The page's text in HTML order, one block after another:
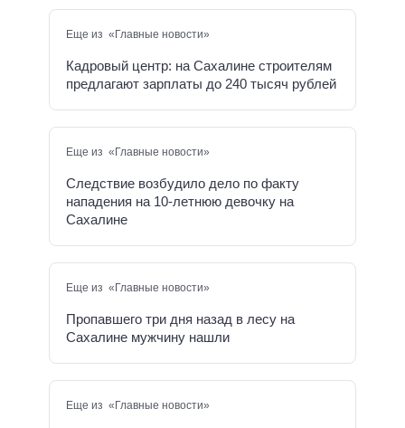
Еще из «Главные новости»
Кадровый центр: на Сахалине строителям
предлагают зарплаты до 240 тысяч рублей
Еще из «Главные новости»
Следствие возбудило дело по факту
нападения на 10-летнюю девочку на
Сахалине
Еще из «Главные новости»
Пропавшего три дня назад в лесу на
Сахалине мужчину нашли
Еще из «Главные новости»